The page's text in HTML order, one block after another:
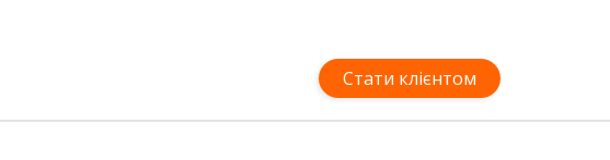
Стати клієнтом